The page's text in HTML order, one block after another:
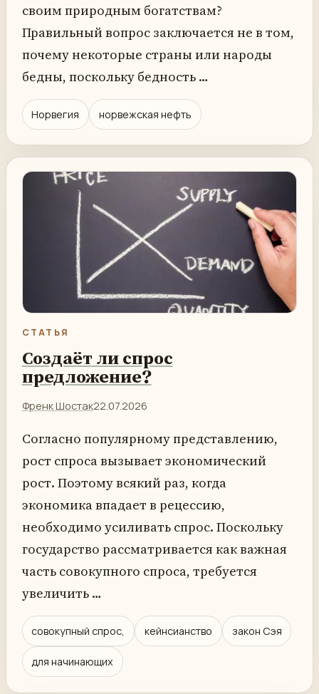
своим природным богатствам?
Правильный вопрос заключается не в том,
почему некоторые страны или народы
бедны, поскольку бедность …
Норвегия норвежская нефть
СТАТЬЯ
Создаёт ли спрос
предложение?
Френк Шостак22.07.2026
Согласно популярному представлению,
рост спроса вызывает экономический
рост. Поэтому всякий раз, когда
экономика впадает в рецессию,
необходимо усиливать спрос. Поскольку
государство рассматривается как важная
часть совокупного спроса, требуется
увеличить …
совокупный спрос, кейнсианство закон Сэя
для начинающих